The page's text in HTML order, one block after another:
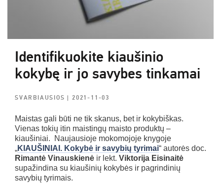
Identifikuokite kiaušinio
kokybę ir jo savybes tinkamai
SVARBIAUSIOS | 2021-11-03
Maistas gali būti ne tik skanus, bet ir kokybiškas.
Vienas tokių itin maistingų maisto produktų –
kiaušiniai. Naujausioje mokomojoje knygoje
„KIAUŠINIAI. Kokybė ir savybių tyrimai“ autorės doc.
Rimantė Vinauskienė ir lekt. Viktorija Eisinaitė
supažindina su kiaušinių kokybės ir pagrindinių
savybių tyrimais.